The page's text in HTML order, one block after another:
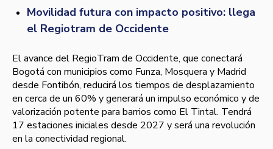
Movilidad futura con impacto positivo: llega
el Regiotram de Occidente
El avance del RegioTram de Occidente, que conectará
Bogotá con municipios como Funza, Mosquera y Madrid
desde Fontibón, reducirá los tiempos de desplazamiento
en cerca de un 60% y generará un impulso económico y de
valorización potente para barrios como El Tintal. Tendrá
17 estaciones iniciales desde 2027 y será una revolución
en la conectividad regional.